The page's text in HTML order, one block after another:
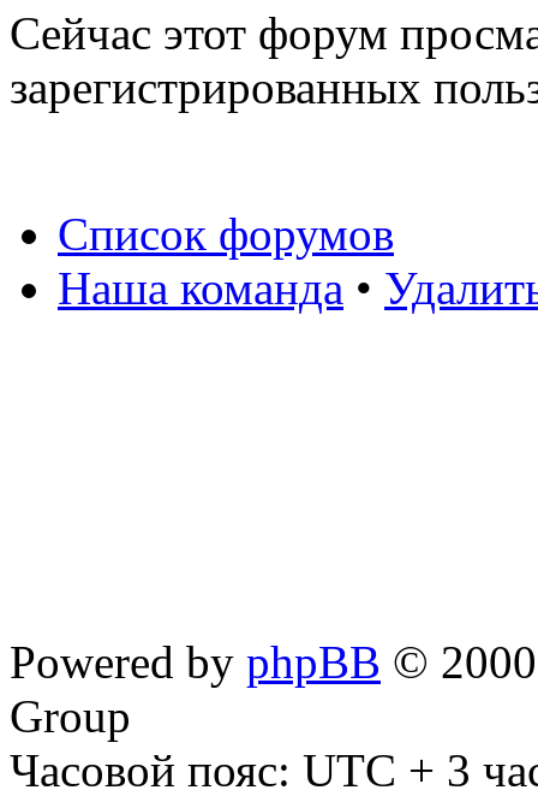
Сейчас этот форум
зарегистрированных
Список форумов
Наша команда •
Powered by phpBB ©
Group
Часовой пояс: UTC + 3